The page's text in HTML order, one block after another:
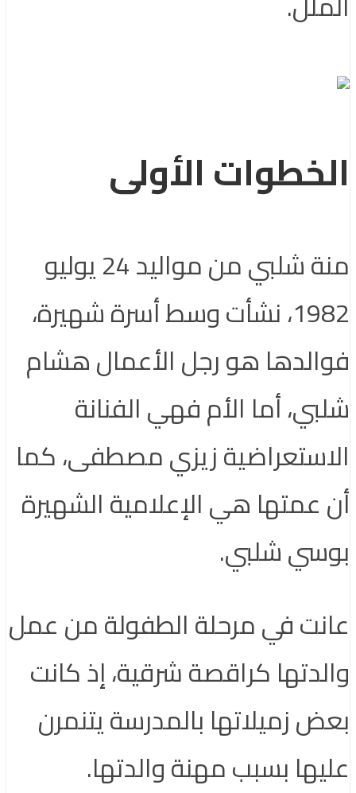
الخطوات الأولى
منة شلبي من مواليد 24 يوليو
1982، نشأت وسط أسرة شهيرة،
فوالدها هو رجل الأعمال هشام
شلبي، أما الأم فهي الفنانة
الاستعراضية زيزي مصطفى، كما
أن عمتها هي الإعلامية الشهيرة
بوسي شلبي.
عانت في مرحلة الطفولة من عمل
والدتها كراقصة شرقية، إذ كانت
بعض زميلاتها بالمدرسة يتنمرن
عليها بسبب مهنة والدتها.